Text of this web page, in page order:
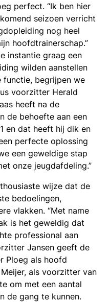
perfect. “Ik ben hier
seizoen verricht
nog heel
hoofdtrainerschap.”
instantie graag een
wilden aanstellen
functie, begrijpen we
voorzitter Herald
heeft na de
de behoefte aan een
en dat heeft hij dik en
perfecte oplossing
een geweldige stap
onze jeugdafdeling.”
wijze dat de
bedoelingen,
vlakken. “Met name
is het geweldig dat
professional aan
Jansen geeft de
Ploeg als hoofd
als voorzitter van
om met een aantal
de gang te kunnen.